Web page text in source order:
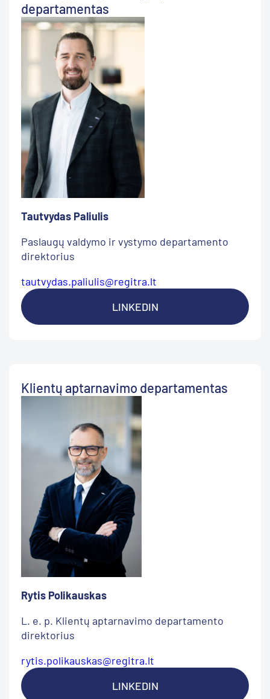
departamentas
Tautvydas Paliulis
Paslaugų valdymo ir vystymo departamento
direktorius
tautvydas.paliulis@regitra.lt
LINKEDIN
Klientų aptarnavimo departamentas
Rytis Polikauskas
L. e. p. Klientų aptarnavimo departamento
direktorius
rytis.polikauskas@regitra.lt
LINKEDIN